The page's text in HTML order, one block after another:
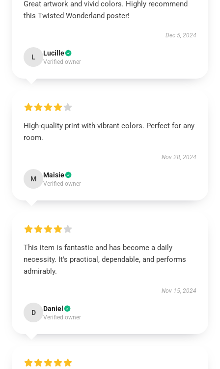
Great artwork and vivid colors. Highly recommend
this Twisted Wonderland poster!
Dec 5, 2024
L Lucille
Verified owner
High-quality print with vibrant colors. Perfect for any
room.
Nov 28, 2024
M Maisie
Verified owner
This item is fantastic and has become a daily
necessity. It's practical, dependable, and performs
admirably.
Nov 15, 2024
D Daniel
Verified owner